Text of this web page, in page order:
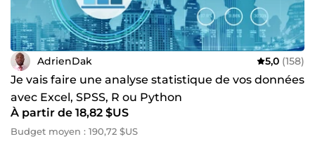
AdrienDak 5,0 (158)
Je vais faire une analyse statistique de vos données
avec Excel, SPSS, R ou Python
À partir de 18,82 $US
Budget moyen : 190,72 $US